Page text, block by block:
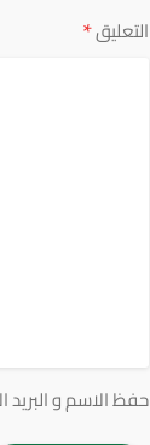
التعليق*
حفظ الاسم و البريد